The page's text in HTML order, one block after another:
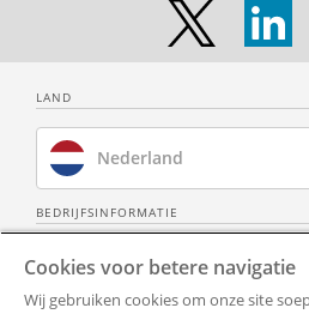
LAND
Nederland
Brazilië
Spanje
BEDRIJFSINFORMATIE
Over ons
Privacy Policy
Cookies voor betere navigatie
Wij gebruiken cookies om onze site